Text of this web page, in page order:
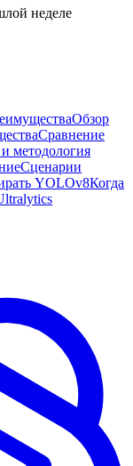
неделе
Обзор
Сравнение
методология
Сценарии
YOLOv8Когда